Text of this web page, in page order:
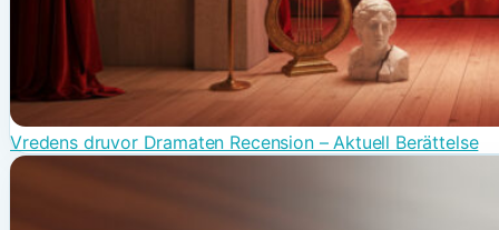
Vredens druvor Dramaten Recension – Aktuell Berättelse